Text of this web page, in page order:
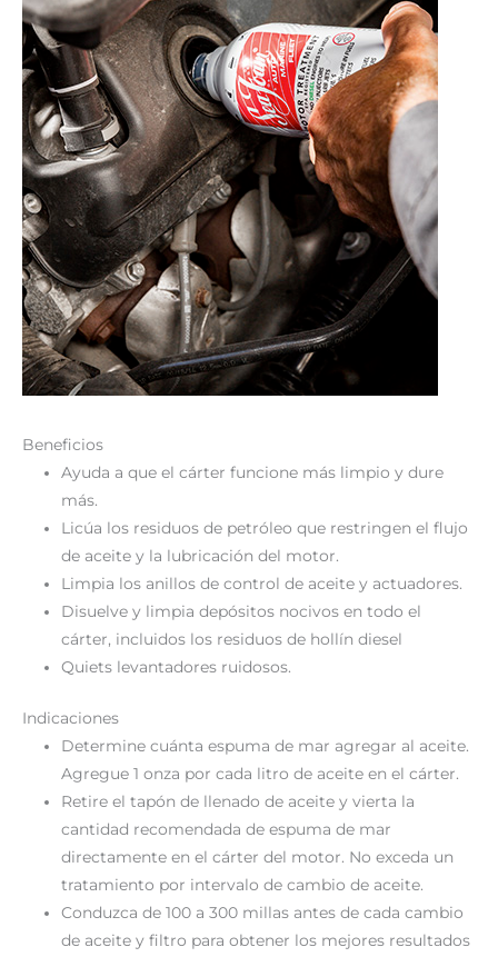
Beneficios
Ayuda a que el cárter funcione más limpio y dure
más.
Licúa los residuos de petróleo que restringen el flujo
de aceite y la lubricación del motor.
Limpia los anillos de control de aceite y actuadores.
Disuelve y limpia depósitos nocivos en todo el
cárter, incluidos los residuos de hollín diesel
Quiets levantadores ruidosos.
Indicaciones
Determine cuánta espuma de mar agregar al aceite.
Agregue 1 onza por cada litro de aceite en el cárter.
Retire el tapón de llenado de aceite y vierta la
cantidad recomendada de espuma de mar
directamente en el cárter del motor. No exceda un
tratamiento por intervalo de cambio de aceite.
Conduzca de 100 a 300 millas antes de cada cambio
de aceite y filtro para obtener los mejores resultados